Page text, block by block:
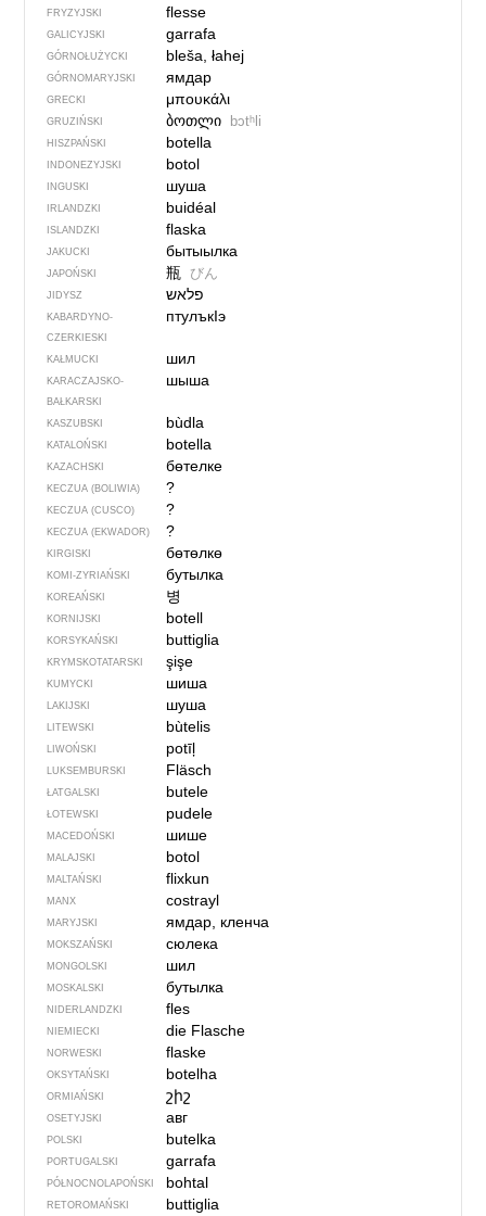
FRYZYJSKI flesse
GALICYJSKI garrafa
GÓRNOŁUŻYCKI bleša, łahej
GÓRNOMARYJSKI ямдар
GRECKI μπουκάλι
GRUZIŃSKI ბოთლი bɔtʰli
HISZPAŃSKI botella
INDONEZYJSKI botol
INGUSKI шуша
IRLANDZKI buidéal
ISLANDZKI flaska
JAKUCKI бытыылка
JAPOŃSKI 瓶 びん
JIDYSZ פלאש
KABARDYNO-
CZERKIESKI
птулъкIэ
KAŁMUCKI шил
KARACZAJSKO-
BAŁKARSKI
шыша
KASZUBSKI bùdla
KATALOŃSKI botella
KAZACHSKI бөтелке
KECZUA (BOLIWIA) ?
KECZUA (CUSCO) ?
KECZUA (EKWADOR) ?
KIRGISKI бөтөлкө
KOMI-ZYRIAŃSKI бутылка
KOREAŃSKI 병
KORNIJSKI botell
KORSYKAŃSKI buttiglia
KRYMSKOTATARSKI şişe
KUMYCKI шиша
LAKIJSKI шуша
LITEWSKI bùtelis
LIWOŃSKI potīļ
LUKSEMBURSKI Fläsch
ŁATGALSKI butele
ŁOTEWSKI pudele
MACEDOŃSKI шише
MALAJSKI botol
MALTAŃSKI flixkun
MANX costrayl
MARYJSKI ямдар, кленча
MOKSZAŃSKI сюлека
MONGOLSKI шил
MOSKALSKI бутылка
NIDERLANDZKI fles
NIEMIECKI die Flasche
NORWESKI flaske
OKSYTAŃSKI botelha
ORMIAŃSKI շիշ
OSETYJSKI авг
POLSKI butelka
PORTUGALSKI garrafa
PÓŁNOCNO­LA­POŃ­SKI bohtal
RETOROMAŃSKI buttiglia